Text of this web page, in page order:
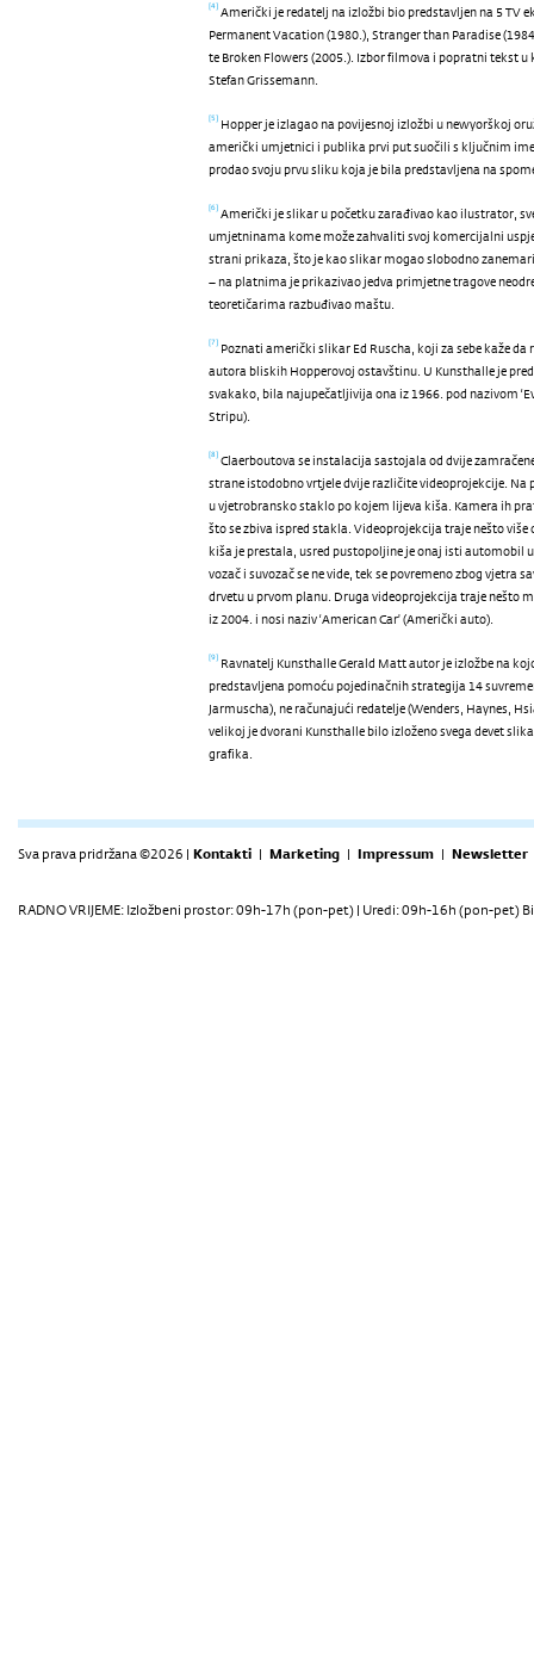
[4]
Američki je redatelj na izložbi bio predstavljen na 5 TV
Permanent Vacation (1980.), Stranger than Paradise
te Broken Flowers (2005.). Izbor filmova i popratni tekst
Stefan Grissemann.
[5]
Hopper je izlagao na povijesnoj izložbi u newyorškoj
američki umjetnici i publika prvi put suočili s ključnim
prodao svoju prvu sliku koja je bila predstavljena na
[6]
Američki je slikar u početku zarađivao kao ilustrator,
umjetninama kome može zahvaliti svoj komercijalni
strani prikaza, što je kao slikar mogao slobodno
– na platnima je prikazivao jedva primjetne tragove
teoretičarima razbuđivao maštu.
[7]
Poznati američki slikar Ed Ruscha, koji za sebe kaže
autora bliskih Hopperovoj ostavštinu. U Kunsthalle je
svakako, bila najupečatljivija ona iz 1966. pod nazivom
Stripu).
[8]
Claerboutova se instalacija sastojala od dvije
strane istodobno vrtjele dvije različite videoprojekcije.
u vjetrobransko staklo po kojem lijeva kiša. Kamera ih
što se zbiva ispred stakla. Videoprojekcija traje nešto
kiša je prestala, usred pustopoljine je onaj isti automobil
vozač i suvozač se ne vide, tek se povremeno zbog vjetra
drvetu u prvom planu. Druga videoprojekcija traje nešto
iz 2004. i nosi naziv ‘American Car’ (Američki auto).
[9]
Ravnatelj Kunsthalle Gerald Matt autor je izložbe na
predstavljena pomoću pojedinačnih strategija 14
Jarmuscha), ne računajući redatelje (Wenders, Haynes,
velikoj je dvorani Kunsthalle bilo izloženo svega devet
grafika.
Sva prava pridržana ©2026 | Kontakti | Marketing | Impressum | Newsletter
RADNO VRIJEME: Izložbeni prostor: 09h-17h (pon-pet) | Uredi: 09h-16h (pon-pet)